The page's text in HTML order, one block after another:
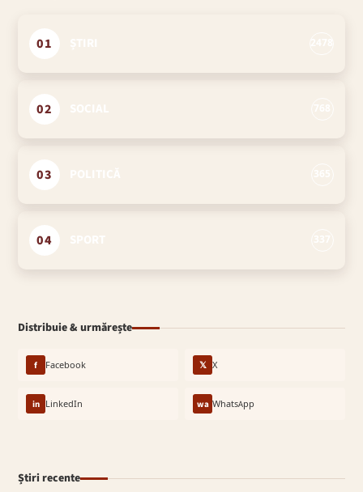
01
02
03
04
Distribuie & urmărește
f Facebook 𝕏 X
in LinkedIn wa WhatsApp
Știri recente